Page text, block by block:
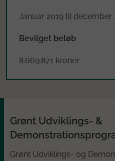
Januar 2019 til december
Bevilget beløb
8.669.871 kroner
Grønt Udviklings- &
Grønt Udviklings- og